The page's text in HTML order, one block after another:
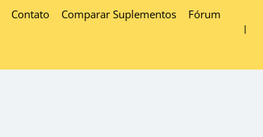
Contato Comparar Suplementos Fórum